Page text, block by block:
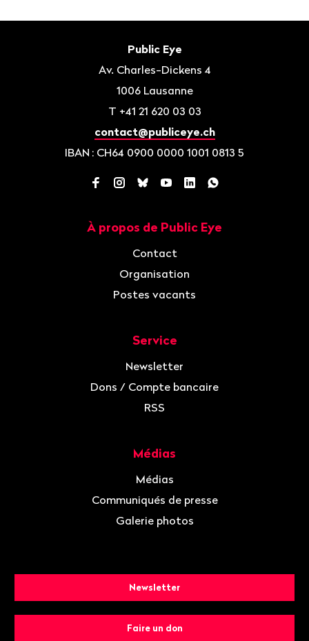
Public Eye
Av. Charles-Dickens 4
1006 Lausanne
T +41 21 620 03 03
contact@publiceye.ch
IBAN : CH64 0900 0000 1001 0813 5
Facebook
Instagram
BlueskyYouTube
LinkedInWhatsApp
À propos de Public Eye
Contact
Organisation
Postes vacants
Service
Newsletter
Dons / Compte bancaire
RSS
Médias
Médias
Communiqués de presse
Galerie photos
Newsletter
Faire un don